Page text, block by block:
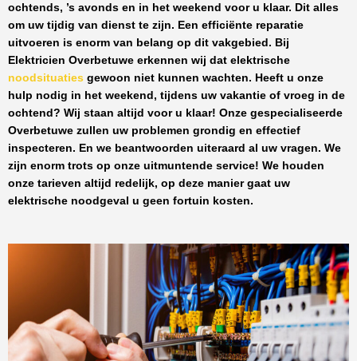
ochtends, ’s avonds en in het weekend voor u klaar. Dit alles
om uw tijdig van dienst te zijn. Een efficiënte reparatie
uitvoeren is enorm van belang op dit vakgebied. Bij
Elektricien Overbetuwe erkennen wij dat elektrische
noodsituaties gewoon niet kunnen wachten. Heeft u onze
hulp nodig in het weekend, tijdens uw vakantie of vroeg in de
ochtend? Wij staan altijd voor u klaar! Onze gespecialiseerde
Overbetuwe zullen uw problemen grondig en effectief
inspecteren. En we beantwoorden uiteraard al uw vragen. We
zijn enorm trots op onze uitmuntende service! We houden
onze tarieven altijd redelijk, op deze manier gaat uw
elektrische noodgeval u geen fortuin kosten.